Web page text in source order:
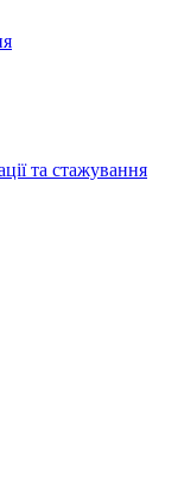
та стажування